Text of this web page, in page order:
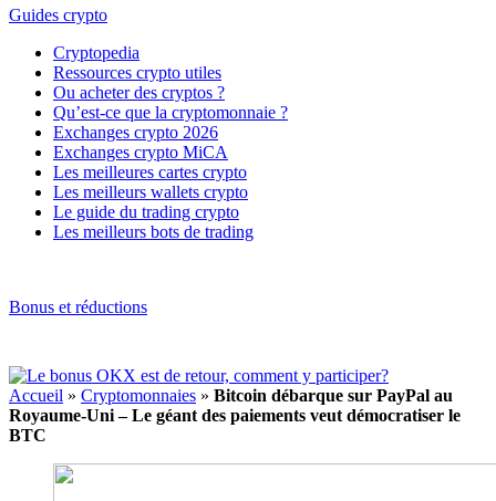
Guides crypto
Cryptopedia
Ressources crypto utiles
Ou acheter des cryptos ?
Qu’est-ce que la cryptomonnaie ?
Exchanges crypto 2026
Exchanges crypto MiCA
Les meilleures cartes crypto
Les meilleurs wallets crypto
Le guide du trading crypto
Les meilleurs bots de trading
Bonus et réductions
Accueil » Cryptomonnaies » Bitcoin débarque sur PayPal au
Royaume-Uni – Le géant des paiements veut démocratiser le
BTC